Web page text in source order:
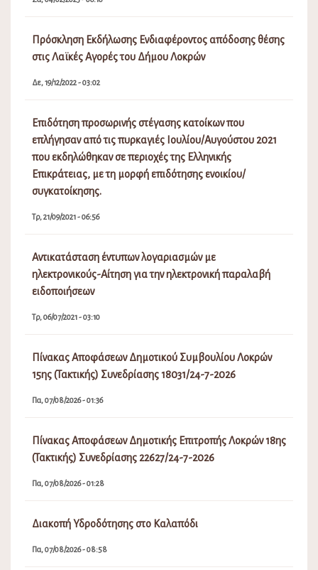
Πρόσκληση Εκδήλωσης Ενδιαφέροντος απόδοσης θέσης
στις Λαϊκές Αγορές του Δήμου Λοκρών
Δε, 19/12/2022 - 03:02
Επιδότηση προσωρινής στέγασης κατοίκων που
επλήγησαν από τις πυρκαγιές Ιουλίου/Αυγούστου 2021
που εκδηλώθηκαν σε περιοχές της Ελληνικής
Επικράτειας, με τη μορφή επιδότησης ενοικίου/
συγκατοίκησης.
Τρ, 21/09/2021 - 06:56
Αντικατάσταση έντυπων λογαριασμών με
ηλεκτρονικούς-Αίτηση για την ηλεκτρονική παραλαβή
ειδοποιήσεων
Τρ, 06/07/2021 - 03:10
Πίνακας Αποφάσεων Δημοτικού Συμβουλίου Λοκρών
15ης (Τακτικής) Συνεδρίασης 18031/24-7-2026
Πα, 07/08/2026 - 01:36
Πίνακας Αποφάσεων Δημοτικής Επιτροπής Λοκρών 18ης
(Τακτικής) Συνεδρίασης 22627/24-7-2026
Πα, 07/08/2026 - 01:28
Διακοπή Υδροδότησης στο Καλαπόδι
Πα, 07/08/2026 - 08:58